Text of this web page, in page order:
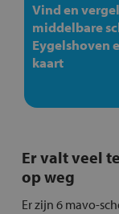
Vind en
middelbare
Eygelshoven
kaart
Er valt veel
op weg
Er zijn 6 mavo-